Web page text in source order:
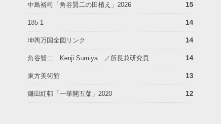
中島裕司「角谷賢二の田植え」2026 15
185-1 14
坤輿万国全図リンク 14
角谷賢二 Kenji Sumiya ／所長兼研究員 14
東方美術館 13
鎌田紅邨「一華開五葉」2020 12